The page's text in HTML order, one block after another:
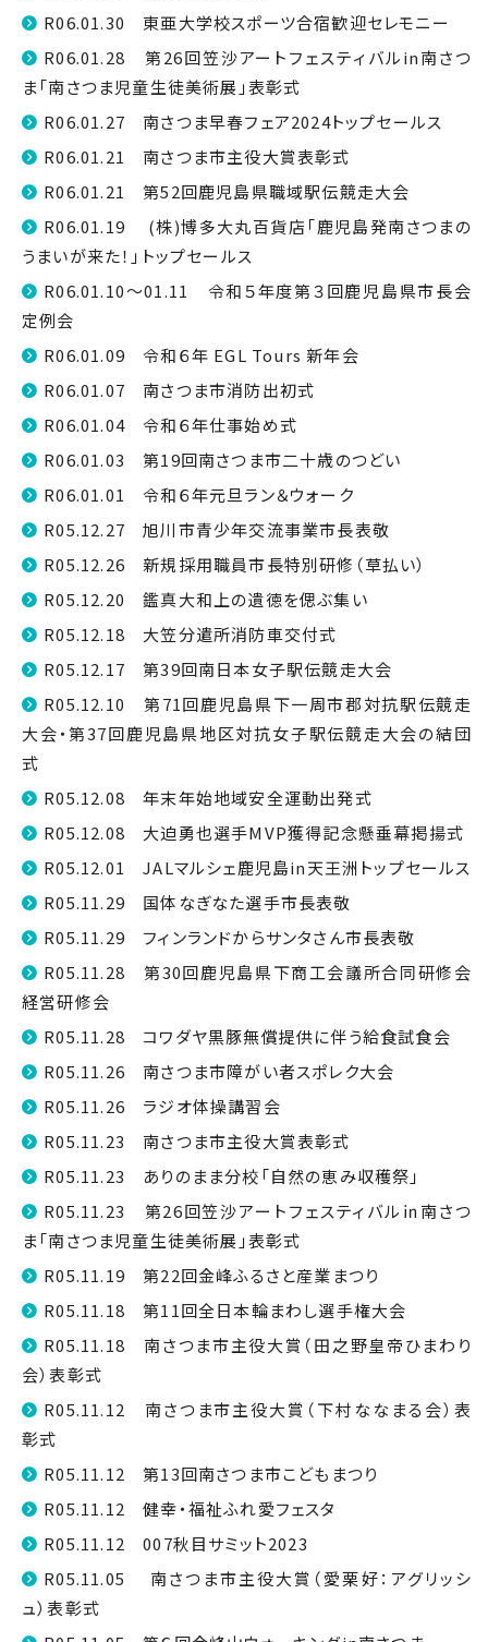
R06.01.30 東亜大学校スポーツ合宿歓迎セレモニー
R06.01.28 第26回笠沙アートフェスティバルin南さつ
ま「南さつま児童生徒美術展」表彰式
R06.01.27 南さつま早春フェア2024トップセールス
R06.01.21 南さつま市主役大賞表彰式
R06.01.21 第52回鹿児島県職域駅伝競走大会
R06.01.19 (株)博多大丸百貨店「鹿児島発南さつまの
うまいが来た！」トップセールス
R06.01.10～01.11 令和５年度第３回鹿児島県市長会
定例会
R06.01.09 令和６年 EGL Tours 新年会
R06.01.07 南さつま市消防出初式
R06.01.04 令和６年仕事始め式
R06.01.03 第19回南さつま市二十歳のつどい
R06.01.01 令和６年元旦ラン＆ウォーク
R05.12.27 旭川市青少年交流事業市長表敬
R05.12.26 新規採用職員市長特別研修（草払い）
R05.12.20 鑑真大和上の遺徳を偲ぶ集い
R05.12.18 大笠分遣所消防車交付式
R05.12.17 第39回南日本女子駅伝競走大会
R05.12.10 第71回鹿児島県下一周市郡対抗駅伝競走
大会・第37回鹿児島県地区対抗女子駅伝競走大会の結団
式
R05.12.08 年末年始地域安全運動出発式
R05.12.08 大迫勇也選手MVP獲得記念懸垂幕掲揚式
R05.12.01 JALマルシェ鹿児島in天王洲トップセールス
R05.11.29 国体なぎなた選手市長表敬
R05.11.29 フィンランドからサンタさん市長表敬
R05.11.28 第30回鹿児島県下商工会議所合同研修会
経営研修会
R05.11.28 コワダヤ黒豚無償提供に伴う給食試食会
R05.11.26 南さつま市障がい者スポレク大会
R05.11.26 ラジオ体操講習会
R05.11.23 南さつま市主役大賞表彰式
R05.11.23 ありのまま分校「自然の恵み収穫祭」
R05.11.23 第26回笠沙アートフェスティバル㏌南さつ
ま「南さつま児童生徒美術展」表彰式
R05.11.19 第22回金峰ふるさと産業まつり
R05.11.18 第11回全日本輪まわし選手権大会
R05.11.18 南さつま市主役大賞（田之野皇帝ひまわり
会）表彰式
R05.11.12 南さつま市主役大賞（下村ななまる会）表
彰式
R05.11.12 第13回南さつま市こどもまつり
R05.11.12 健幸・福祉ふれ愛フェスタ
R05.11.12 007秋目サミット2023
R05.11.05 南さつま市主役大賞（愛栗好：アグリッシ
ュ）表彰式